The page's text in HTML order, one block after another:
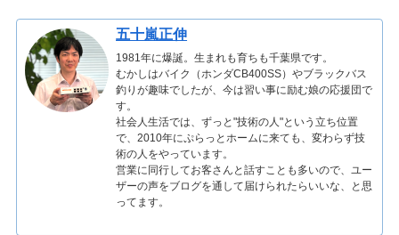
五十嵐正伸
1981年に爆誕。生まれも育ちも千葉県です。
むかしはバイク（ホンダCB400SS）やブラックバス
釣りが趣味でしたが、今は習い事に励む娘の応援団で
す。
社会人生活では、ずっと"技術の人"という立ち位置
で、2010年にぷらっとホームに来ても、変わらず技
術の人をやっています。
営業に同行してお客さんと話すことも多いので、ユー
ザーの声をブログを通して届けられたらいいな、と思
ってます。